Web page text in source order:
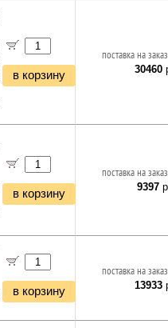
в корзину
поставка на
30460
в корзину
поставка на
9397
в корзину
поставка на
13933